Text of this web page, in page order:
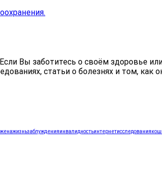
Вы заботитесь о своём здоровье
статьи о болезнях и том, как
женажизньзаблужденияинвалидностьинтернетисследования